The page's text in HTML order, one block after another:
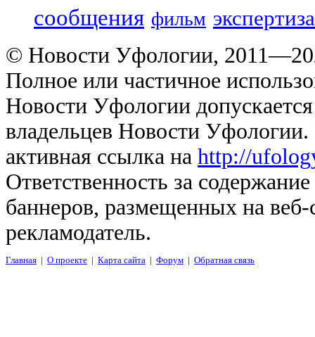
сообщения фильм экспертиза
© Новости Уфологии,
Полное или частичное
Новости Уфологии
владельцев Новости
активная ссылка на http://
Ответственность за
баннеров, размещенных на
рекламодатель.
Главная | О проекте | Карта сайта | Форум | Обратная связь